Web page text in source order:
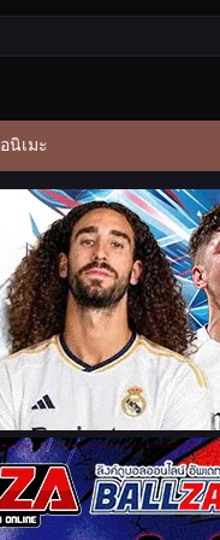
อนิเมะ